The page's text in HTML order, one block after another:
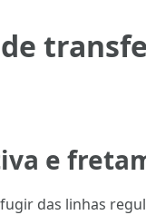
e
das linhas